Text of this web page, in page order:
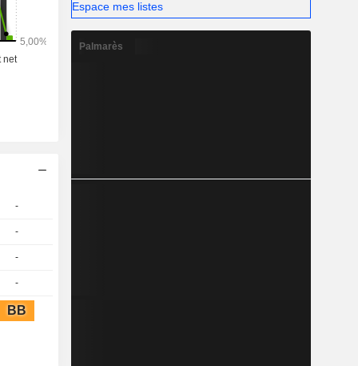
-
-
-
-
BB
Espace mes listes
Palmarès